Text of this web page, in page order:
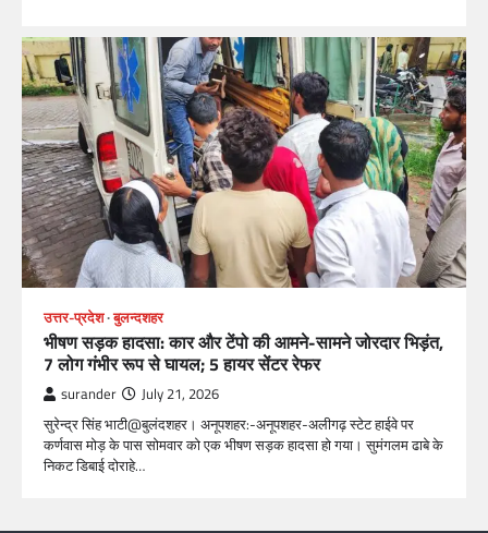
उत्तर-प्रदेश बुलन्दशहर
भीषण सड़क हादसा: कार और टेंपो की आमने-सामने जोरदार भिड़ंत,
7 लोग गंभीर रूप से घायल; 5 हायर सेंटर रेफर​
surander July 21, 2026
सुरेन्द्र सिंह भाटी@बुलंदशहर। अनूपशहर:-अनूपशहर-अलीगढ़ स्टेट हाईवे पर
कर्णवास मोड़ के पास सोमवार को एक भीषण सड़क हादसा हो गया। सुमंगलम ढाबे के
निकट डिबाई दोराहे…